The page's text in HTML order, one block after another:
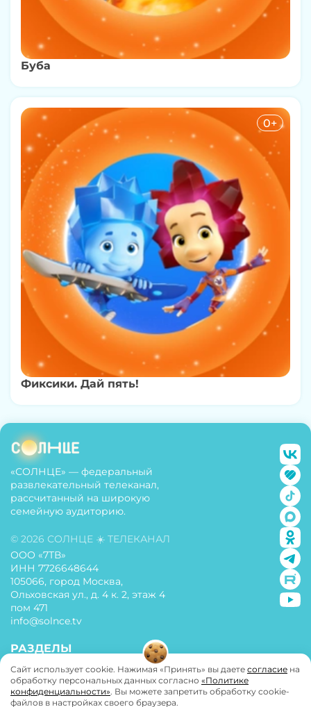
Буба
0+
Фиксики. Дай пять!
«СОЛНЦЕ» — федеральный
развлекательный телеканал,
рассчитанный на широкую
семейную аудиторию.
© 2026 СОЛНЦЕ ☀️ ТЕЛЕКАНАЛ
ООО «7ТВ»
ИНН 7726648644
105066, город Москва,
Ольховская ул., д. 4 к. 2, этаж 4
пом 471
info@solnce.tv
РАЗДЕЛЫ
О телеканале
Политика конфиденциальности
Сайт использует cookie. Нажимая «Принять» вы даете согласие на
обработку персональных данных согласно «Политике
конфиденциальности». Вы можете запретить обработку cookie-
файлов в настройках своего браузера.